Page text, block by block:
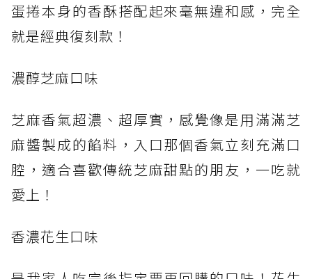
蛋捲本身的香酥搭配起來毫無違和感，完全
就是經典復刻款！
濃醇芝麻口味
芝麻香氣超濃、超厚實，感覺像是用滿滿芝
麻醬製成的餡料，入口那個香氣立刻充滿口
腔，適合喜歡傳統芝麻甜點的朋友，一吃就
愛上！
香濃花生口味